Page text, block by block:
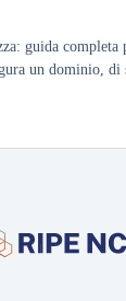
guida completa
un dominio, di